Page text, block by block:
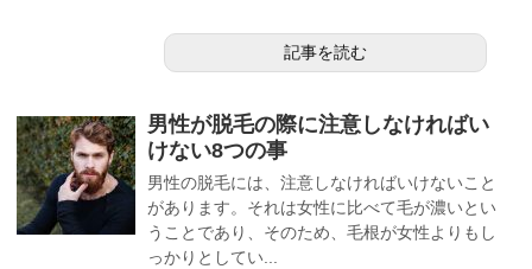
記事を読む
男性が脱毛の際に注意しなければい
けない8つの事
男性の脱毛には、注意しなければいけないこと
があります。それは女性に比べて毛が濃いとい
うことであり、そのため、毛根が女性よりもし
っかりとしてい...